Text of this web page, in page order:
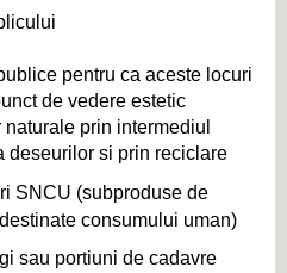
pentru ca aceste locuri
de vedere estetic
prin intermediul
deseurilor si prin reciclare
SNCU (subproduse de
consumului uman)
sau portiuni de cadavre